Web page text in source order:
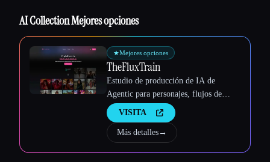
AI Collection Mejores opciones
★Mejores opciones
TheFluxTrain
Estudio de producción de IA de
Agentic para personajes, flujos de
trabajo y vídeos coherentes
VISITA
Más detalles→